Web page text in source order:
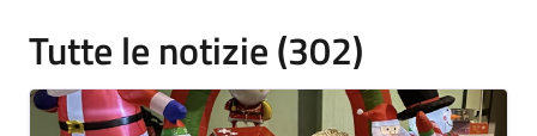
Tutte le notizie (302)